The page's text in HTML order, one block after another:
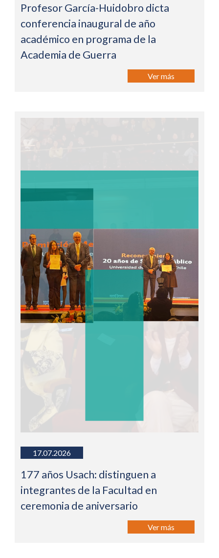
Profesor García-Huidobro dicta
conferencia inaugural de año
académico en programa de la
Academia de Guerra
Ver más
17.07.2026
177 años Usach: distinguen a
integrantes de la Facultad en
ceremonia de aniversario
Ver más